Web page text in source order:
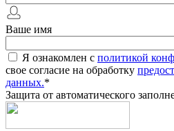
Ваше имя
Я ознакомлен с политикой
свое согласие на обработку
данных.*
Защита от автоматического